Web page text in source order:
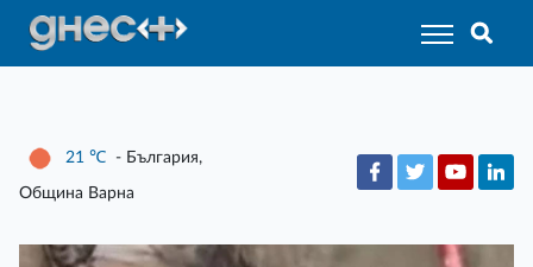
21 ℃ - България,
Община Варна